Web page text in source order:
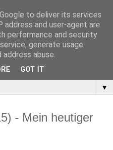
▼
- Mein heutiger
to deliver its services
address and user-agent are
performance and security
generate usage
abuse.
GOT IT